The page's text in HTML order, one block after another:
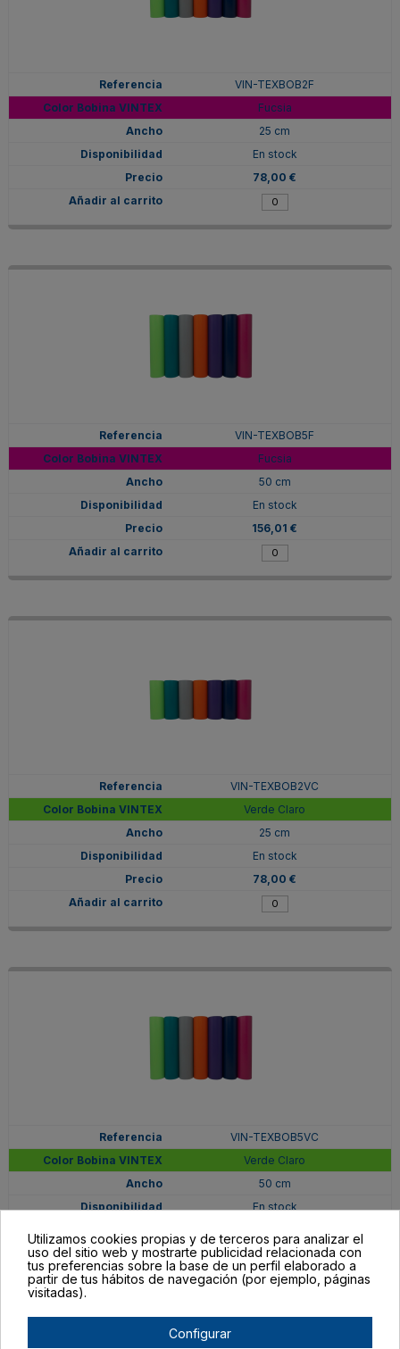
VIN-TEXBOB2F
Fucsia
25 cm
En stock
78,00 €
VIN-TEXBOB5F
Fucsia
50 cm
En stock
156,01 €
VIN-TEXBOB2VC
Verde Claro
25 cm
En stock
78,00 €
VIN-TEXBOB5VC
Verde Claro
50 cm
En stock
Utilizamos cookies propias y de terceros para analizar el
uso del sitio web y mostrarte publicidad relacionada con
tus preferencias sobre la base de un perfil elaborado a
partir de tus hábitos de navegación (por ejemplo, páginas
visitadas).
Configurar